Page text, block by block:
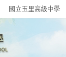
國立玉里高級中學